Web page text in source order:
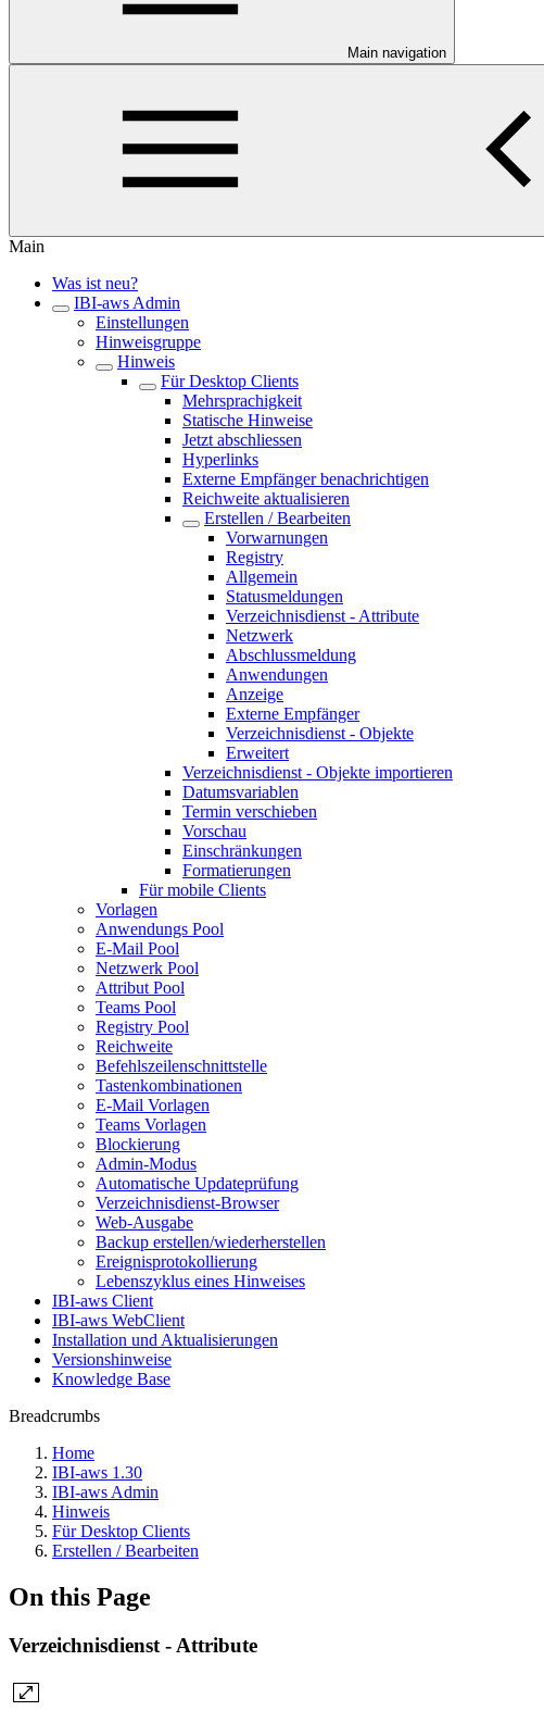
Main navigation
Main
Was ist neu?
IBI-aws Admin
Einstellungen
Hinweisgruppe
Hinweis
Für Desktop Clients
Mehrsprachigkeit
Statische Hinweise
Jetzt abschliessen
Hyperlinks
Externe Empfänger benachrichtigen
Reichweite aktualisieren
Erstellen / Bearbeiten
Vorwarnungen
Registry
Allgemein
Statusmeldungen
Verzeichnisdienst - Attribute
Netzwerk
Abschlussmeldung
Anwendungen
Anzeige
Externe Empfänger
Verzeichnisdienst - Objekte
Erweitert
Verzeichnisdienst - Objekte importieren
Datumsvariablen
Termin verschieben
Vorschau
Einschränkungen
Formatierungen
Für mobile Clients
Vorlagen
Anwendungs Pool
E-Mail Pool
Netzwerk Pool
Attribut Pool
Teams Pool
Registry Pool
Reichweite
Befehlszeilenschnittstelle
Tastenkombinationen
E-Mail Vorlagen
Teams Vorlagen
Blockierung
Admin-Modus
Automatische Updateprüfung
Verzeichnisdienst-Browser
Web-Ausgabe
Backup erstellen/wiederherstellen
Ereignisprotokollierung
Lebenszyklus eines Hinweises
IBI-aws Client
IBI-aws WebClient
Installation und Aktualisierungen
Versionshinweise
Knowledge Base
Breadcrumbs
Home
IBI-aws 1.30
IBI-aws Admin
Hinweis
Für Desktop Clients
Erstellen / Bearbeiten
On this Page
Verzeichnisdienst - Attribute